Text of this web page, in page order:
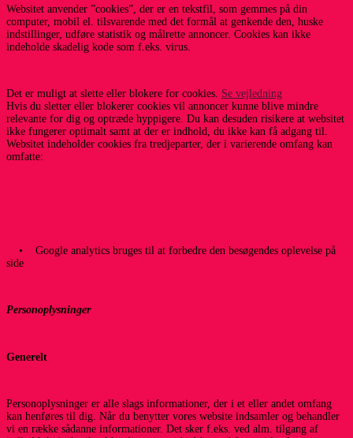
Websitet anvender ”cookies”, der er en tekstfil, som gemmes på din
computer, mobil el. tilsvarende med det formål at genkende den, huske
indstillinger, udføre statistik og målrette annoncer. Cookies kan ikke
indeholde skadelig kode som f.eks. virus.
Det er muligt at slette eller blokere for cookies. Se vejledning
Hvis du sletter eller blokerer cookies vil annoncer kunne blive mindre
relevante for dig og optræde hyppigere. Du kan desuden risikere at websitet
ikke fungerer optimalt samt at der er indhold, du ikke kan få adgang til.
Websitet indeholder cookies fra tredjeparter, der i varierende omfang kan
omfatte:
• Google analytics bruges til at forbedre den besøgendes oplevelse på
side
Personoplysninger
Generelt
Personoplysninger er alle slags informationer, der i et eller andet omfang
kan henføres til dig. Når du benytter vores website indsamler og behandler
vi en række sådanne informationer. Det sker f.eks. ved alm. tilgang af